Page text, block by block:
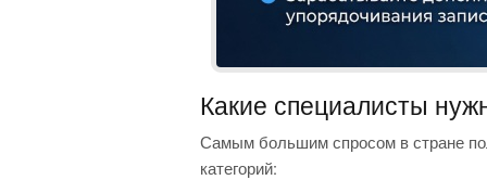
Какие специалисты
Самым большим спросом в стране
категорий: